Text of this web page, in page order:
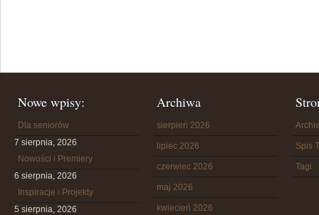
Nowe wpisy:
Dla seniorów
7 sierpnia, 2026
Nowości i Premiery
6 sierpnia, 2026
Inspiracje i Projekty
5 sierpnia, 2026
Archiwa
sierpień 2026
lipiec 2026
czerwiec 2026
maj 2026
kwiecień 2026
Spis
Tagi